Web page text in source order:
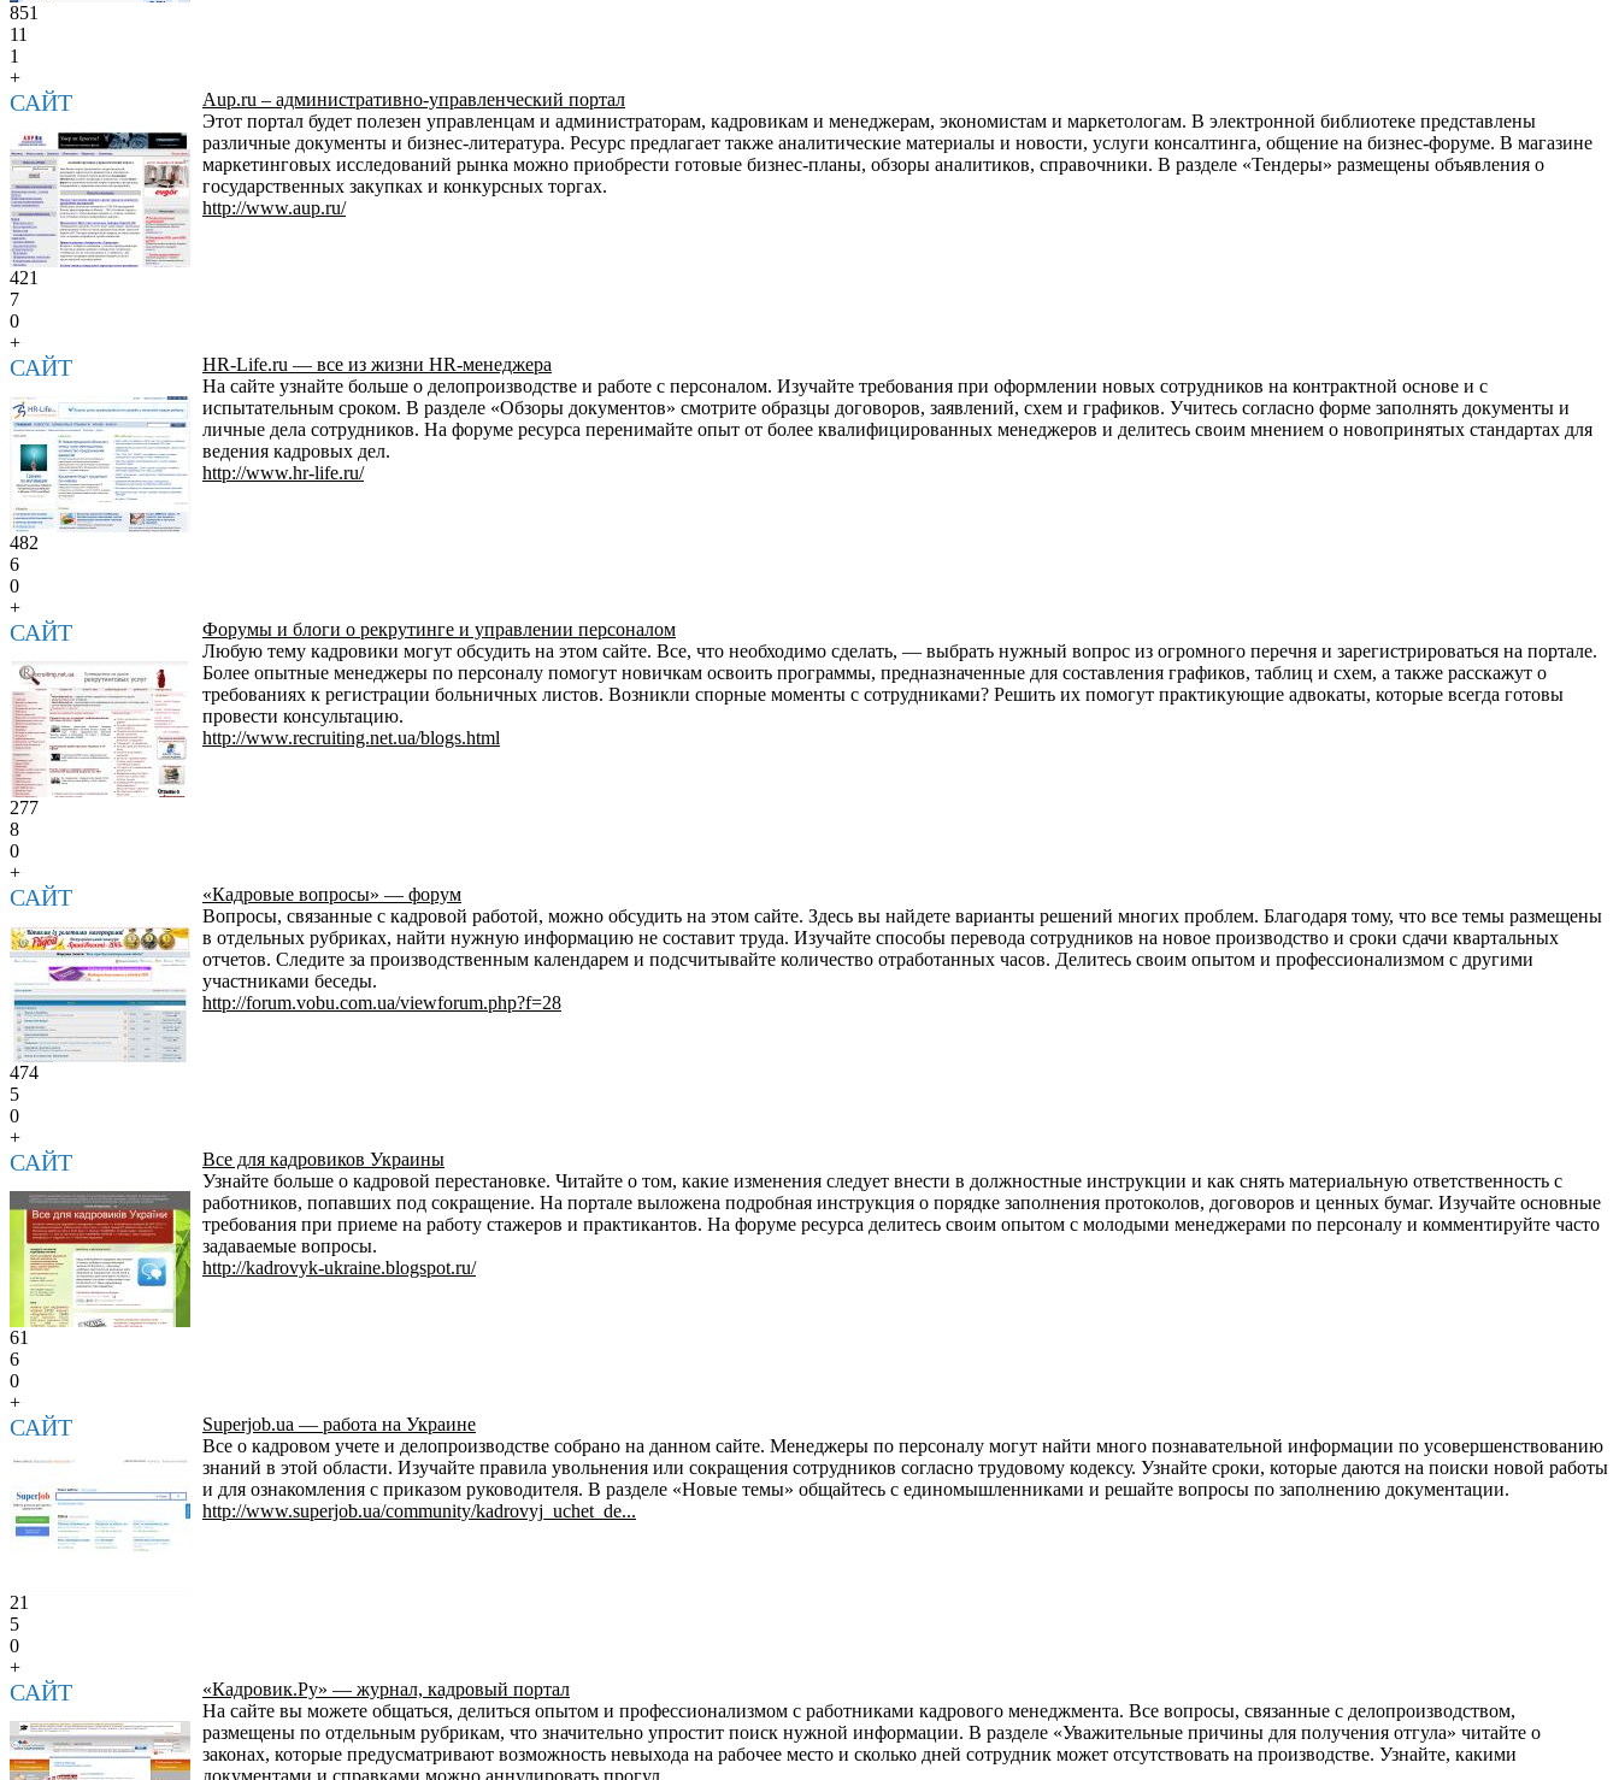
851
11
1
+
САЙТ
Aup.ru – административно-управленческий портал
Этот портал будет полезен управленцам и администраторам, кадровикам и менеджерам, экономистам и маркетологам. В электронной библиотеке представлены
различные документы и бизнес-литература. Ресурс предлагает также аналитические материалы и новости, услуги консалтинга, общение на бизнес-форуме. В магазине
маркетинговых исследований рынка можно приобрести готовые бизнес-планы, обзоры аналитиков, справочники. В разделе «Тендеры» размещены объявления о
государственных закупках и конкурсных торгах.
http://www.aup.ru/
421
7
0
+
САЙТ
HR-Life.ru — все из жизни HR-менеджера
На сайте узнайте больше о делопроизводстве и работе с персоналом. Изучайте требования при оформлении новых сотрудников на контрактной основе и с
испытательным сроком. В разделе «Обзоры документов» смотрите образцы договоров, заявлений, схем и графиков. Учитесь согласно форме заполнять документы и
личные дела сотрудников. На форуме ресурса перенимайте опыт от более квалифицированных менеджеров и делитесь своим мнением о новопринятых стандартах для
ведения кадровых дел.
http://www.hr-life.ru/
482
6
0
+
САЙТ
Форумы и блоги о рекрутинге и управлении персоналом
Любую тему кадровики могут обсудить на этом сайте. Все, что необходимо сделать, — выбрать нужный вопрос из огромного перечня и зарегистрироваться на портале.
Более опытные менеджеры по персоналу помогут новичкам освоить программы, предназначенные для составления графиков, таблиц и схем, а также расскажут о
требованиях к регистрации больничных листов. Возникли спорные моменты с сотрудниками? Решить их помогут практикующие адвокаты, которые всегда готовы
провести консультацию.
http://www.recruiting.net.ua/blogs.html
277
8
0
+
САЙТ
«Кадровые вопросы» — форум
Вопросы, связанные с кадровой работой, можно обсудить на этом сайте. Здесь вы найдете варианты решений многих проблем. Благодаря тому, что все темы размещены
в отдельных рубриках, найти нужную информацию не составит труда. Изучайте способы перевода сотрудников на новое производство и сроки сдачи квартальных
отчетов. Следите за производственным календарем и подсчитывайте количество отработанных часов. Делитесь своим опытом и профессионализмом с другими
участниками беседы.
http://forum.vobu.com.ua/viewforum.php?f=28
474
5
0
+
САЙТ
Все для кадровиков Украины
Узнайте больше о кадровой перестановке. Читайте о том, какие изменения следует внести в должностные инструкции и как снять материальную ответственность с
работников, попавших под сокращение. На портале выложена подробная инструкция о порядке заполнения протоколов, договоров и ценных бумаг. Изучайте основные
требования при приеме на работу стажеров и практикантов. На форуме ресурса делитесь своим опытом с молодыми менеджерами по персоналу и комментируйте часто
задаваемые вопросы.
http://kadrovyk-ukraine.blogspot.ru/
61
6
0
+
САЙТ
Superjob.ua — работа на Украине
Все о кадровом учете и делопроизводстве собрано на данном сайте. Менеджеры по персоналу могут найти много познавательной информации по усовершенствованию
знаний в этой области. Изучайте правила увольнения или сокращения сотрудников согласно трудовому кодексу. Узнайте сроки, которые даются на поиски новой работы
и для ознакомления с приказом руководителя. В разделе «Новые темы» общайтесь с единомышленниками и решайте вопросы по заполнению документации.
http://www.superjob.ua/community/kadrovyj_uchet_de...
21
5
0
+
САЙТ
«Кадровик.Ру» — журнал, кадровый портал
На сайте вы можете общаться, делиться опытом и профессионализмом с работниками кадрового менеджмента. Все вопросы, связанные с делопроизводством,
размещены по отдельным рубрикам, что значительно упростит поиск нужной информации. В разделе «Уважительные причины для получения отгула» читайте о
законах, которые предусматривают возможность невыхода на рабочее место и сколько дней сотрудник может отсутствовать на производстве. Узнайте, какими
документами и справками можно аннулировать прогул.